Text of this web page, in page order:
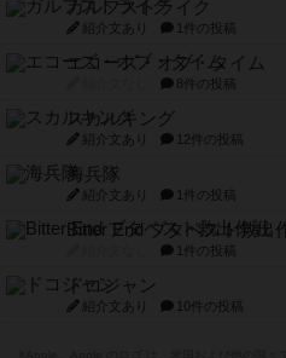
ガルフストライク
紹介文あり 1件の投稿
エコーズ・オブ・タイム
8件の投稿
スカルキング
紹介文あり 12件の投稿
海兵隊
紹介文あり 1件の投稿
Bitter End ブタペスト救出
1件の投稿
ドコジャン
紹介文あり 10件の投稿